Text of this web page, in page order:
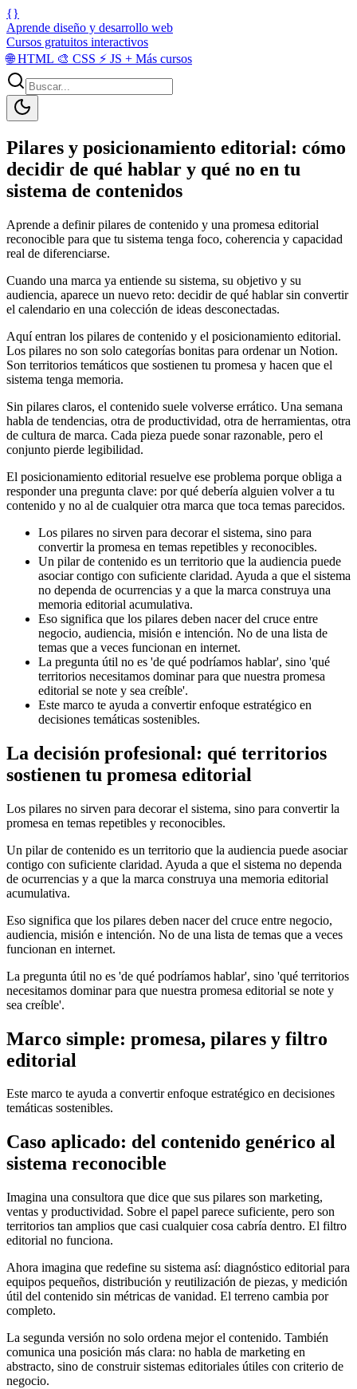
{}
Aprende diseño y desarrollo web
Cursos gratuitos interactivos
🌐HTML 🎨 CSS ⚡ JS + Más cursos
Pilares y posicionamiento editorial: cómo
decidir de qué hablar y qué no en tu
sistema de contenidos
Aprende a definir pilares de contenido y una promesa editorial
reconocible para que tu sistema tenga foco, coherencia y capacidad
real de diferenciarse.
Cuando una marca ya entiende su sistema, su objetivo y su
audiencia, aparece un nuevo reto: decidir de qué hablar sin convertir
el calendario en una colección de ideas desconectadas.
Aquí entran los pilares de contenido y el posicionamiento editorial.
Los pilares no son solo categorías bonitas para ordenar un Notion.
Son territorios temáticos que sostienen tu promesa y hacen que el
sistema tenga memoria.
Sin pilares claros, el contenido suele volverse errático. Una semana
habla de tendencias, otra de productividad, otra de herramientas, otra
de cultura de marca. Cada pieza puede sonar razonable, pero el
conjunto pierde legibilidad.
El posicionamiento editorial resuelve ese problema porque obliga a
responder una pregunta clave: por qué debería alguien volver a tu
contenido y no al de cualquier otra marca que toca temas parecidos.
Los pilares no sirven para decorar el sistema, sino para
convertir la promesa en temas repetibles y reconocibles.
Un pilar de contenido es un territorio que la audiencia puede
asociar contigo con suficiente claridad. Ayuda a que el sistema
no dependa de ocurrencias y a que la marca construya una
memoria editorial acumulativa.
Eso significa que los pilares deben nacer del cruce entre
negocio, audiencia, misión e intención. No de una lista de
temas que a veces funcionan en internet.
La pregunta útil no es 'de qué podríamos hablar', sino 'qué
territorios necesitamos dominar para que nuestra promesa
editorial se note y sea creíble'.
Este marco te ayuda a convertir enfoque estratégico en
decisiones temáticas sostenibles.
La decisión profesional: qué territorios
sostienen tu promesa editorial
Los pilares no sirven para decorar el sistema, sino para convertir la
promesa en temas repetibles y reconocibles.
Un pilar de contenido es un territorio que la audiencia puede asociar
contigo con suficiente claridad. Ayuda a que el sistema no dependa
de ocurrencias y a que la marca construya una memoria editorial
acumulativa.
Eso significa que los pilares deben nacer del cruce entre negocio,
audiencia, misión e intención. No de una lista de temas que a veces
funcionan en internet.
La pregunta útil no es 'de qué podríamos hablar', sino 'qué territorios
necesitamos dominar para que nuestra promesa editorial se note y
sea creíble'.
Marco simple: promesa, pilares y filtro
editorial
Este marco te ayuda a convertir enfoque estratégico en decisiones
temáticas sostenibles.
Caso aplicado: del contenido genérico al
sistema reconocible
Imagina una consultora que dice que sus pilares son marketing,
ventas y productividad. Sobre el papel parece suficiente, pero son
territorios tan amplios que casi cualquier cosa cabría dentro. El filtro
editorial no funciona.
Ahora imagina que redefine su sistema así: diagnóstico editorial para
equipos pequeños, distribución y reutilización de piezas, y medición
útil del contenido sin métricas de vanidad. El terreno cambia por
completo.
La segunda versión no solo ordena mejor el contenido. También
comunica una posición más clara: no habla de marketing en
abstracto, sino de construir sistemas editoriales útiles con criterio de
negocio.